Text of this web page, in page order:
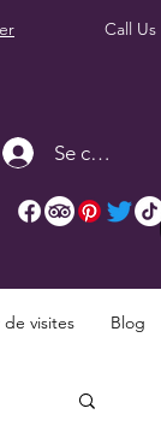
Call Us
Se connecter
de visites Blog